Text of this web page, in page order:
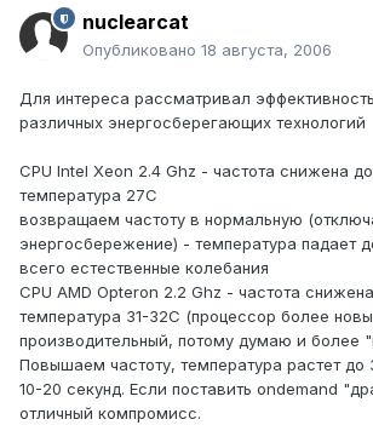
nuclearcat
Опубликовано 18 августа, 2006
Для интереса рассматривал
различных энергосберегающих технологий
CPU Intel Xeon 2.4 Ghz - частота снижена
температура 27C
возвращаем частоту в нормальную
энергосбережение) - температура падает
всего естественные колебания
CPU AMD Opteron 2.2 Ghz - частота
температура 31-32C (процессор более
производительный, потому думаю и более
Повышаем частоту, температура растет до
10-20 секунд. Если поставить ondemand
отличный компромисс.